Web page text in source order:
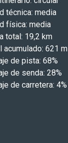
técnica: media
física: media
total: 19,2 km
acumulado: 621 m
de pista: 68%
de senda: 28%
de carretera: 4%